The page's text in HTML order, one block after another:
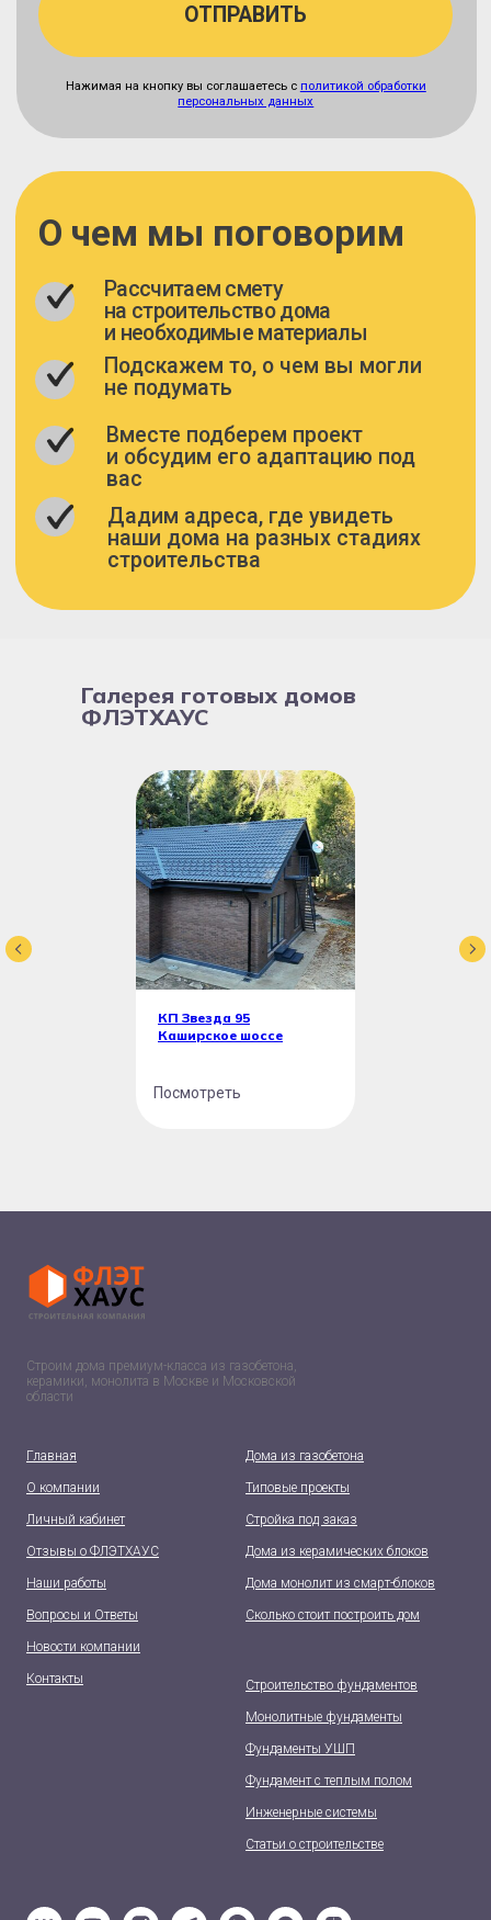
Галерея готовых домов
ФЛЭТХАУС
КП Звезда 95
Каширское шоссе
Посмотреть
Строим дома премиум-класса из газобетона,
керамики, монолита в Москве и Московской
области
Главная
О компании
Личный кабинет
Отзывы о ФЛЭТХАУС
Наши работы
Вопросы и Ответы
Новости компании
Контакты
Дома из газобетона
Типовые проекты
Стройка под заказ
Дома из керамических блоков
Дома монолит из смарт-блоков
Сколько стоит построить дом
Строительство фундаментов
Монолитные фундаменты
Фундаменты УШП
Фундамент с теплым полом
Инженерные системы
Статьи о строительстве